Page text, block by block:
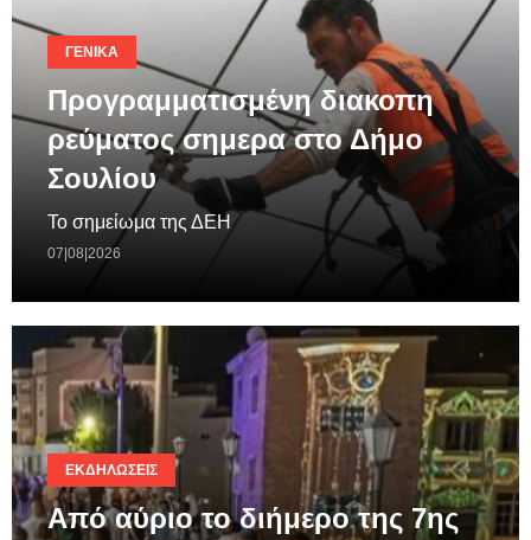
ΓΕΝΙΚΆ
Προγραμματισμένη διακοπη
ρεύματος σημερα στο Δήμο
Σουλίου
Το σημείωμα της ΔΕΗ
07|08|2026
ΕΚΔΗΛΏΣΕΙΣ
Από αύριο το διήμερο της 7ης